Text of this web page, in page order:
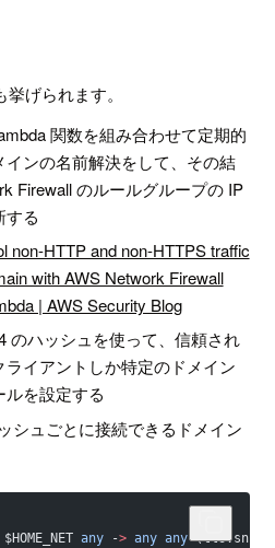
げられます。
関数を組み合わせて定期的
インの名前解決をして、その結
Firewall のルールグループの IP
する
non-HTTP and non-HTTPS traffic
with AWS Network Firewall
| AWS Security Blog
のハッシュを使って、信頼され
イアントしか特定のドメイン
を設定する
シュごとに接続できるドメイン
$HOME_NET any -> any any (tls.sni;